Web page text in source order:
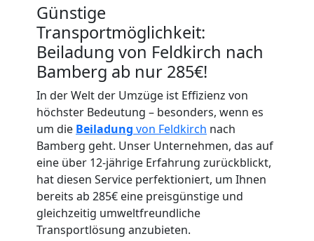
Günstige
Transportmöglichkeit:
Beiladung von Feldkirch nach
Bamberg ab nur 285€!
In der Welt der Umzüge ist Effizienz von
höchster Bedeutung – besonders, wenn es
um die Beiladung von Feldkirch nach
Bamberg geht. Unser Unternehmen, das auf
eine über 12-jährige Erfahrung zurückblickt,
hat diesen Service perfektioniert, um Ihnen
bereits ab 285€ eine preisgünstige und
gleichzeitig umweltfreundliche
Transportlösung anzubieten.
Umzugshelfer
Feldkirch